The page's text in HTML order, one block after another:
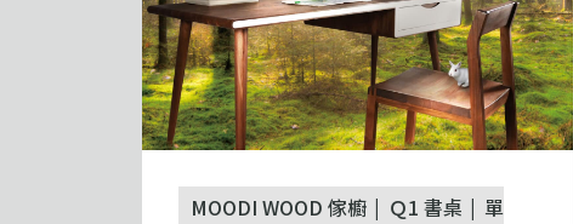
MOODI WOOD 傢櫥 Ｑ1 書桌
單